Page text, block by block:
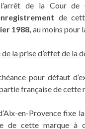
de la Cour de
de
1988, au moins pour
la prise d’effet de la
pour défaut
française de cette
en-Provence fixe
de cette marque à